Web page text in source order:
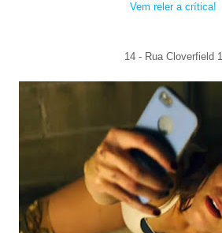
Vem reler a crítica!
14 - Rua Cloverfield